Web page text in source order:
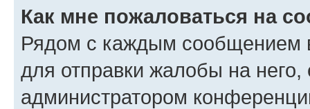
Как мне пожаловаться на
Рядом с каждым сообщением
для отправки жалобы на
администратором